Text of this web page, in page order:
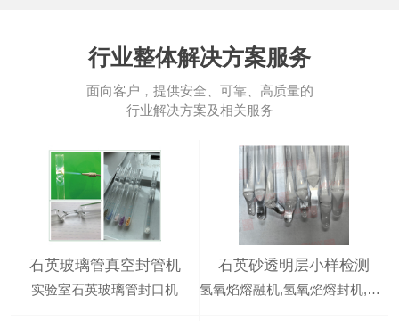
行业整体解决方案服务
面向客户，提供安全、可靠、高质量的
行业解决方案及相关服务
石英玻璃管真空封管机
实验室石英玻璃管封口机
石英砂透明层小样检测
氢氧焰熔融机,氢氧焰熔封机,石英砂熔融设备,石英砂真空熔封,沃克能源真空封管机